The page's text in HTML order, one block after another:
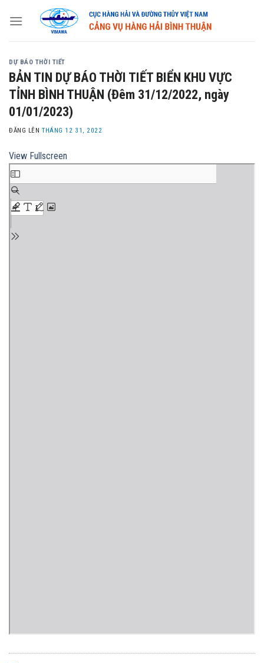
DỰ BÁO THỜI TIẾT
BẢN TIN DỰ BÁO THỜI TIẾT BIỂN KHU VỰC
TỈNH BÌNH THUẬN (Đêm 31/12/2022, ngày
01/01/2023)
ĐĂNG LÊNTHÁNG 12 31, 2022
View Fullscreen